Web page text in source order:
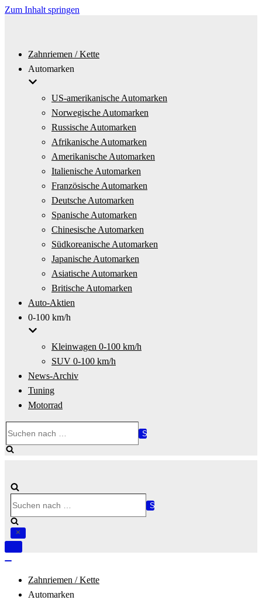
Zum Inhalt springen
Zahnriemen / Kette
Automarken
US-amerikanische Automarken
Norwegische Automarken
Russische Automarken
Afrikanische Automarken
Amerikanische Automarken
Italienische Automarken
Französische Automarken
Deutsche Automarken
Spanische Automarken
Chinesische Automarken
Südkoreanische Automarken
Japanische Automarken
Asiatische Automarken
Britische Automarken
Auto-Aktien
0-100 km/h
Kleinwagen 0-100 km/h
SUV 0-100 km/h
News-Archiv
Tuning
Motorrad
nach …
nach …
Navigation
Zahnriemen / Kette
Automarken